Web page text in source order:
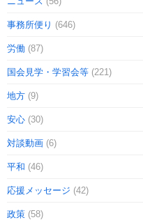
事務所便り (646)
労働 (87)
国会見学・学習会等 (221)
地方 (9)
安心 (30)
対談動画 (6)
平和 (46)
応援メッセージ (42)
政策 (58)